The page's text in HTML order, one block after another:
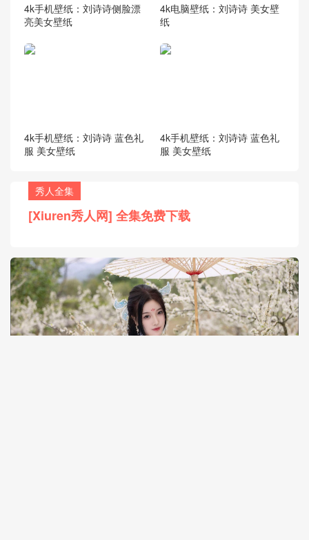
4k手机壁纸：刘诗诗侧脸漂
亮美女壁纸
4k电脑壁纸：刘诗诗 美女壁
纸
4k手机壁纸：刘诗诗 蓝色礼
服 美女壁纸
4k手机壁纸：刘诗诗 蓝色礼
服 美女壁纸
秀人全集
[Xiuren秀人网] 全集免费下载